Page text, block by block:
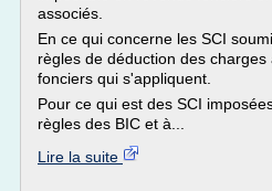
associés.
En ce qui concerne les SCI
règles de déduction des
fonciers qui s'appliquent.
Pour ce qui est des SCI
règles des BIC et à...
Lire la suite